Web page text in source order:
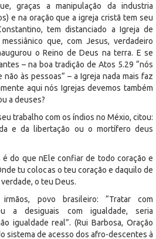
graças a manipulação da industria
e na oração que a igreja cristã tem seu
tem distanciado a Igreja de
que, com Jesus, verdadeiro
o Reino de Deus na terra. E se
– na boa tradição de Atos 5.29 “nós
às pessoas” – a Igreja nada mais faz
aqui nós Igrejas devemos também
a deuses?
trabalho com os índios no Méxio, citou:
e da libertação ou o mortífero deus
é do que nEle confiar de todo coração e
tu colocas o teu coração e daquilo de
o teu Deus.
povo brasileiro: “Tratar com
a desiguais com igualdade, seria
igualdade real”. (Rui Barbosa, Oração
sistema de acesso dos afro-descentes à